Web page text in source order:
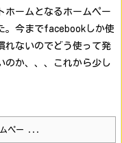
ホームとなるホームペー
今までfacebookしか使
れないのでどう使って発
のか、、、これから少し
ペー ...